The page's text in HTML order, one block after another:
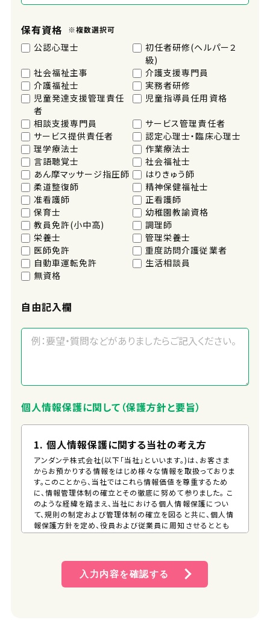
保有資格 ※複数選択可
公認心理士
初任者研修(ヘルパー２
級)
社会福祉主事
介護支援専門員
介護福祉士
実務者研修
児童発達支援管理責任
者
児童指導員任用資格
相談支援専門員
サービス管理責任者
サービス提供責任者
認定心理士・臨床心理士
理学療法士
作業療法士
言語聴覚士
社会福祉士
あん摩マッサージ指圧師
はりきゅう師
柔道整復師
精神保健福祉士
准看護師
正看護師
保育士
幼稚園教諭資格
教員免許(小中高)
調理師
栄養士
管理栄養士
医師免許
重度訪問介護従業者
自動車運転免許
生活相談員
無資格
自由記入欄
個人情報保護に関して（保護方針と要旨）
1. 個人情報保護に関する当社の考え方
アンダンテ株式会社(以下「当社」といいます。)は、お客さま
からお預かりする情報をはじめ様々な情報を取扱っておりま
す。このことから、当社ではこれら情報価値を尊重するため
に、情報管理体制の確立とその徹底に努めて参りました。 こ
のような経緯を踏まえ、当社における個人情報保護につい
て、規則の制定および管理体制の確立を図ると共に、個人情
報保護方針を定め、役員および従業員に周知させるととも
に、一般の方が、容易に入手できる措置を講じるものとしま
入力内容を確認する